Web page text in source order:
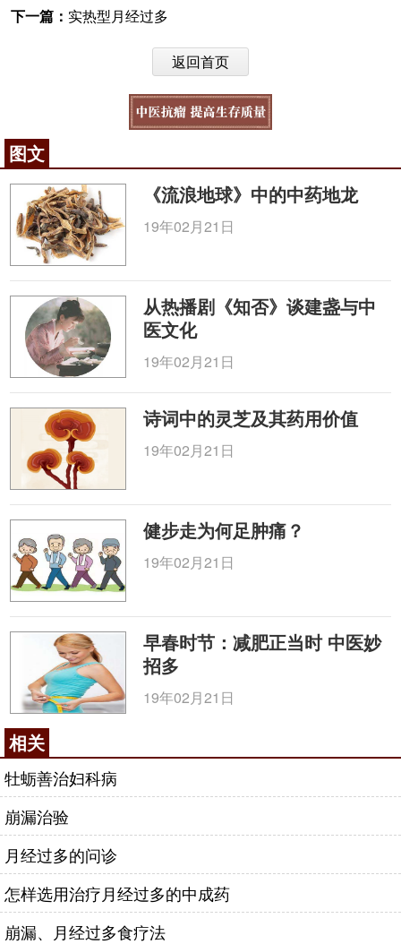
下一篇： 实热型月经过多
返回首页
图文
《流浪地球》中的中药地龙
19年02月21日
从热播剧《知否》谈建盏与中
医文化
19年02月21日
诗词中的灵芝及其药用价值
19年02月21日
健步走为何足肿痛？
19年02月21日
早春时节：减肥正当时 中医妙
招多
19年02月21日
相关
牡蛎善治妇科病
崩漏治验
月经过多的问诊
怎样选用治疗月经过多的中成药
崩漏、月经过多食疗法